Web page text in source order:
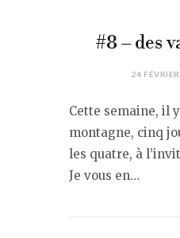
#8 – des
24
Cette semaine, il
montagne, cinq
les quatre, à
Je vous en…